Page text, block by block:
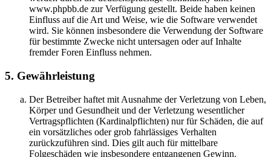
www.phpbb.de zur Verfügung gestellt. Beide haben keinen
Einfluss auf die Art und Weise, wie die Software verwendet
wird. Sie können insbesondere die Verwendung der Software
für bestimmte Zwecke nicht untersagen oder auf Inhalte
fremder Foren Einfluss nehmen.
5. Gewährleistung
Der Betreiber haftet mit Ausnahme der Verletzung von Leben,
Körper und Gesundheit und der Verletzung wesentlicher
Vertragspflichten (Kardinalpflichten) nur für Schäden, die auf
ein vorsätzliches oder grob fahrlässiges Verhalten
zurückzuführen sind. Dies gilt auch für mittelbare
Folgeschäden wie insbesondere entgangenen Gewinn.